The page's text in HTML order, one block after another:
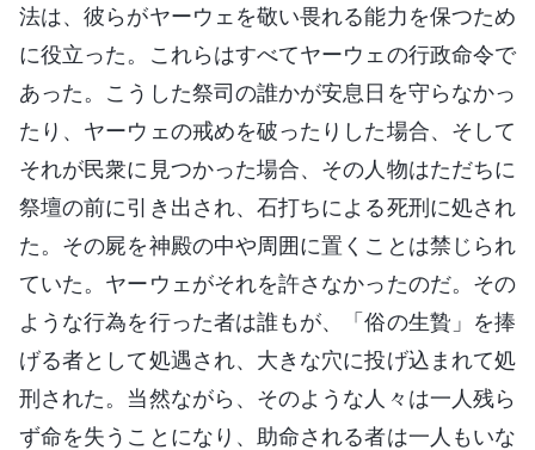
法は、彼らがヤーウェを敬い畏れる能力を保つため
に役立った。これらはすべてヤーウェの行政命令で
あった。こうした祭司の誰かが安息日を守らなかっ
たり、ヤーウェの戒めを破ったりした場合、そして
それが民衆に見つかった場合、その人物はただちに
祭壇の前に引き出され、石打ちによる死刑に処され
た。その屍を神殿の中や周囲に置くことは禁じられ
ていた。ヤーウェがそれを許さなかったのだ。その
ような行為を行った者は誰もが、「俗の生贄」を捧
げる者として処遇され、大きな穴に投げ込まれて処
刑された。当然ながら、そのような人々は一人残ら
ず命を失うことになり、助命される者は一人もいな